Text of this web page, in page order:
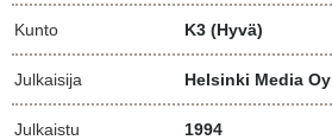
Kunto K3 (Hyvä)
Julkaisija Helsinki Media Oy
Julkaistu 1994